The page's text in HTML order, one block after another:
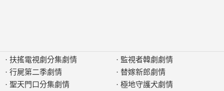
· 扶搖電視劇分集劇情
· 行屍第二季劇情
· 聖天門口分集劇情
· 監視者韓劇劇情
· 替嫁新郎劇情
· 極地守護犬劇情